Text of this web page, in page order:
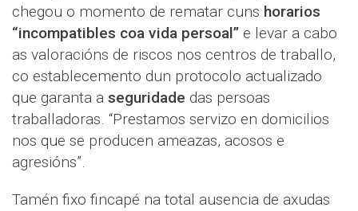
chegou o momento de rematar cuns horarios
“incompatibles coa vida persoal” e levar a cabo
as valoracións de riscos nos centros de traballo,
co establecemento dun protocolo actualizado
que garanta a seguridade das persoas
traballadoras. “Prestamos servizo en domicilios
nos que se producen ameazas, acosos e
agresións”.
Tamén fixo fincapé na total ausencia de axudas